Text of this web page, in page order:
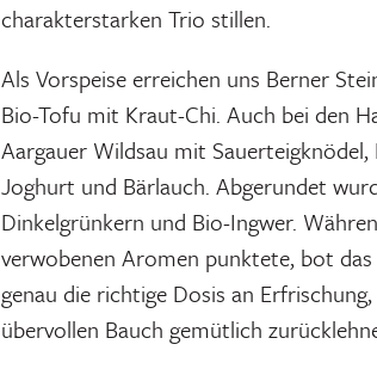
charakterstarken Trio stillen.
Als Vorspeise erreichen uns Berner
Bio-Tofu mit Kraut-Chi. Auch bei den
Aargauer Wildsau mit
Joghurt und Bärlauch. Abgerundet
Dinkelgrünkern und Bio-Ingwer.
verwobenen Aromen punktete, bot
genau die richtige Dosis an
übervollen Bauch gemütlich